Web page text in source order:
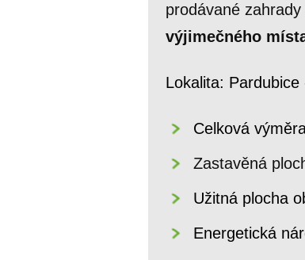
prodávané zahrady
výjimečného
Lokalita:
Celková
Užitná
Energetická